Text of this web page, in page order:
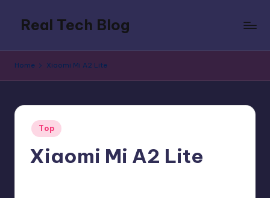
content
Real Tech Blog
on
and
digital
policy.
Home Xiaomi Mi A2 Lite
Posted
in
Top
Xiaomi Mi A2 Lite